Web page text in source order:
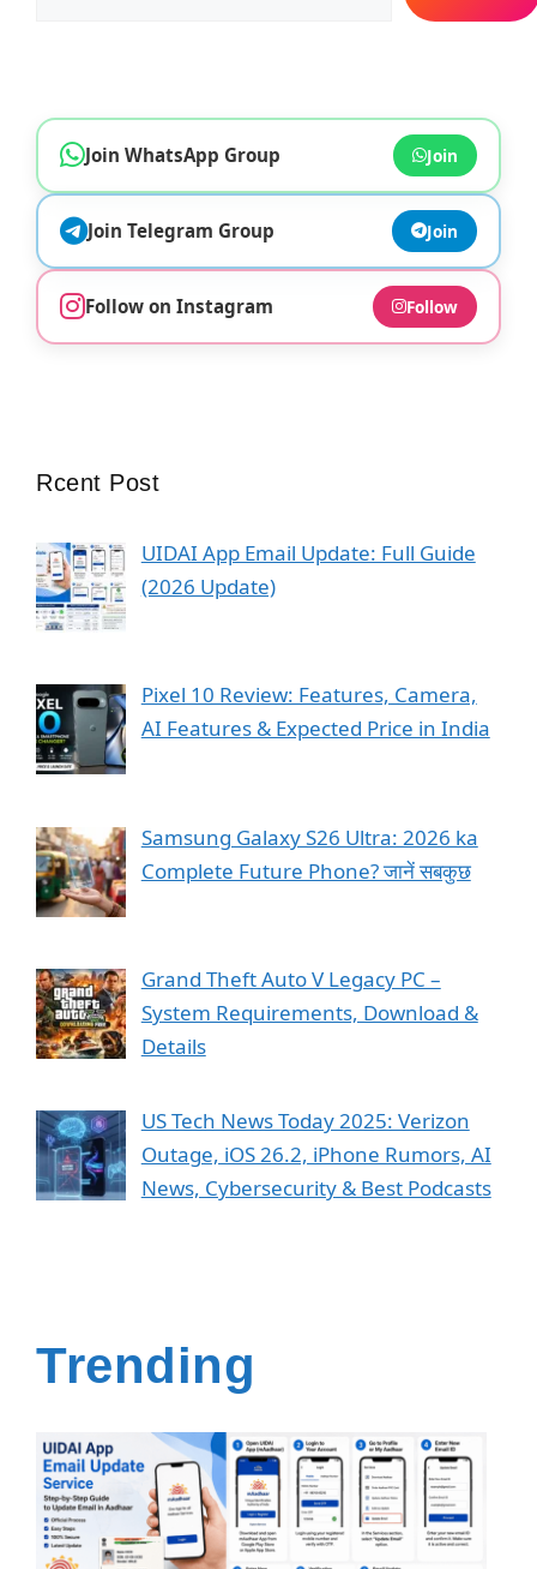
Join WhatsApp Group Join
Join Telegram Group Join
Follow on Instagram Follow
Rcent Post
UIDAI App Email Update: Full Guide
(2026 Update)
Pixel 10 Review: Features, Camera,
AI Features & Expected Price in India
Samsung Galaxy S26 Ultra: 2026 ka
Complete Future Phone? जानें सबकुछ
Grand Theft Auto V Legacy PC –
System Requirements, Download &
Details
US Tech News Today 2025: Verizon
Outage, iOS 26.2, iPhone Rumors, AI
News, Cybersecurity & Best Podcasts
Trending